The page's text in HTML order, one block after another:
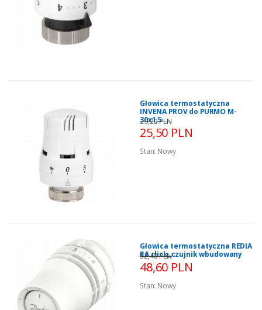
Głowica termostatyczna
INVENA PROV do PURMO M-
30x1,5
25,50 PLN
29,20 PLN
Stan: Nowy
Głowica termostatyczna REDIA
RA click, czujnik wbudowany
48,60 PLN
52,40 PLN
Stan: Nowy